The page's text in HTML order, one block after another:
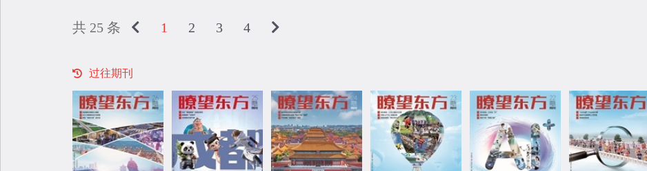
共 25 条 1 2 3 4
过往期刊